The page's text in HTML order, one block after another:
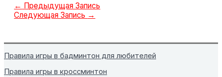
← Предыдущая Запись
Следующая Запись →
Правила игры в бадминтон для любителей
Правила игры в кроссминтон